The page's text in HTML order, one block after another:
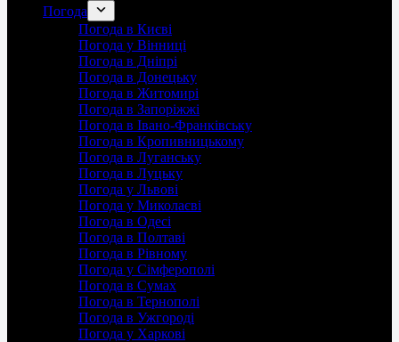
Погода
Погода в Києві
Погода у Вінниці
Погода в Дніпрі
Погода в Донецьку
Погода в Житомирі
Погода в Запоріжжі
Погода в Івано-Франківську
Погода в Кропивницькому
Погода в Луганську
Погода в Луцьку
Погода у Львові
Погода у Миколаєві
Погода в Одесі
Погода в Полтаві
Погода в Рівному
Погода у Сімферополі
Погода в Сумах
Погода в Тернополі
Погода в Ужгороді
Погода у Харкові